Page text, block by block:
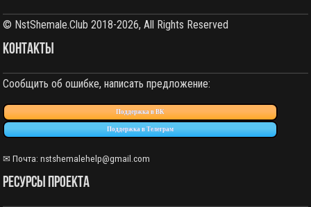
© NstShemale.Club 2018-2026, All Rights Reserved
КОНТАКТЫ
Сообщить об ошибке, написать предложение:
Поддержка в ВК
Поддержка в Телеграм
✉ Почта: nstshemalehelp@gmail.com
РЕСУРСЫ ПРОЕКТА